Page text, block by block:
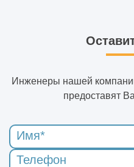
Инженеры нашей
предоставят